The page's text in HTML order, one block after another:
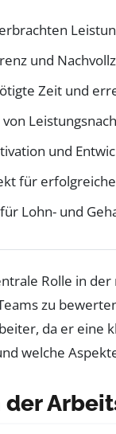
und
Zeit und
und
für
Lohn- und
Rolle in
zu
da er eine
welche
der